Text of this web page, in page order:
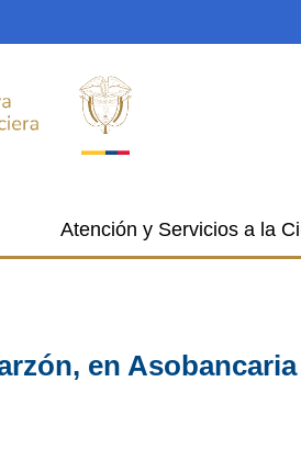
Atención y Servicios a la
en Asobancaria